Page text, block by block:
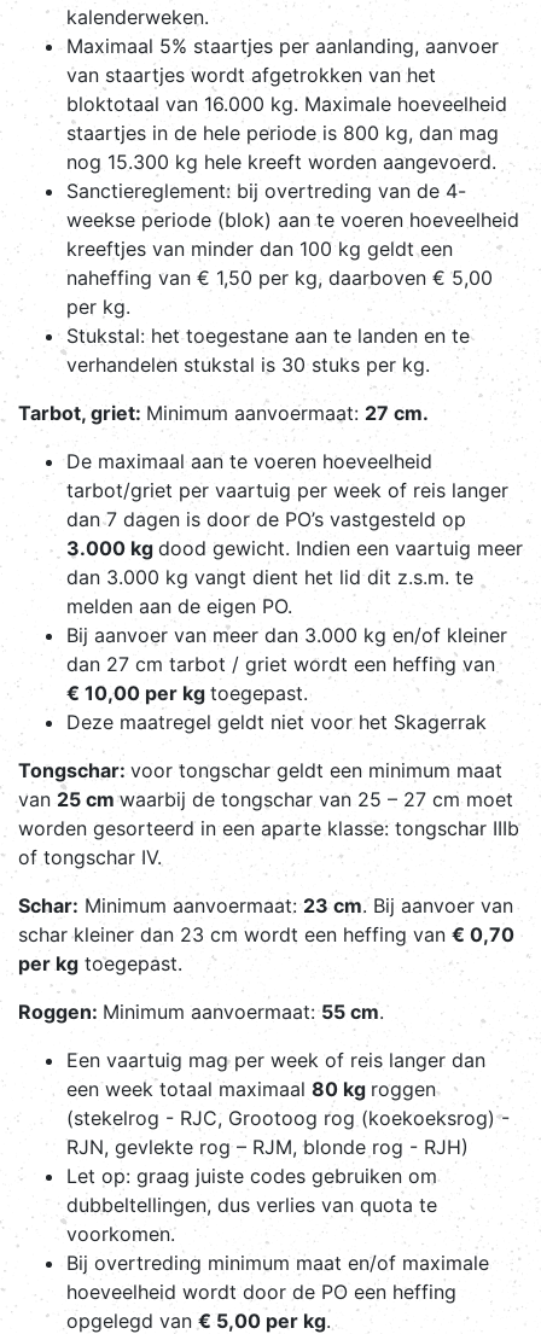
kalenderweken.
Maximaal 5% staartjes per aanlanding, aanvoer
van staartjes wordt afgetrokken van het
bloktotaal van 16.000 kg. Maximale hoeveelheid
staartjes in de hele periode is 800 kg, dan mag
nog 15.300 kg hele kreeft worden aangevoerd.
Sanctiereglement: bij overtreding van de 4-
weekse periode (blok) aan te voeren hoeveelheid
kreeftjes van minder dan 100 kg geldt een
naheffing van € 1,50 per kg, daarboven € 5,00
per kg.
Stukstal: het toegestane aan te landen en te
verhandelen stukstal is 30 stuks per kg.
Tarbot, griet: Minimum aanvoermaat: 27 cm.
De maximaal aan te voeren hoeveelheid
tarbot/griet per vaartuig per week of reis langer
dan 7 dagen is door de PO’s vastgesteld op
3.000 kg dood gewicht. Indien een vaartuig meer
dan 3.000 kg vangt dient het lid dit z.s.m. te
melden aan de eigen PO.
Bij aanvoer van meer dan 3.000 kg en/of kleiner
dan 27 cm tarbot / griet wordt een heffing van
€ 10,00 per kg toegepast.
Deze maatregel geldt niet voor het Skagerrak
Tongschar: voor tongschar geldt een minimum maat
van 25 cmwaarbij de tongschar van 25 – 27 cm moet
worden gesorteerd in een aparte klasse: tongschar IIIb
of tongschar IV.
Schar: Minimum aanvoermaat:23 cm. Bij aanvoer van
schar kleiner dan 23 cm wordt een heffing van € 0,70
per kg toegepast.
Roggen: Minimum aanvoermaat:55 cm.
Een vaartuig mag per week of reis langer dan
een week totaal maximaal 80 kg roggen
(stekelrog - RJC, Grootoog rog (koekoeksrog) -
RJN, gevlekte rog – RJM, blonde rog - RJH)
Let op: graag juiste codes gebruiken om
dubbeltellingen, dus verlies van quota te
voorkomen.
Bij overtreding minimum maat en/of maximale
hoeveelheid wordt door de PO een heffing
opgelegd van € 5,00 per kg.